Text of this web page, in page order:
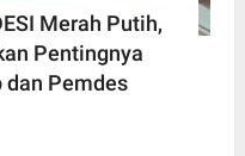
Merah Putih,
Pentingnya
dan Pemdes